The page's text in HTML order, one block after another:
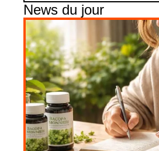
News du jour